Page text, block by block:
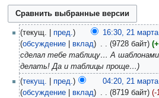
текущ. пред. 16:30, 21
обсуждение
вклад 9728 байт
сделал тебе таблицу… А
делать! Да и таблицы проще…
текущ.
пред. 04:20, 21
обсуждение
вклад 8719 байт -